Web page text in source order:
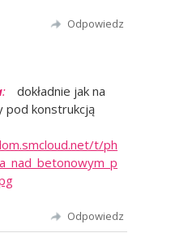
Odpowiedz
:
dokładnie jak na
pod konstrukcją
t/ph
Odpowiedz